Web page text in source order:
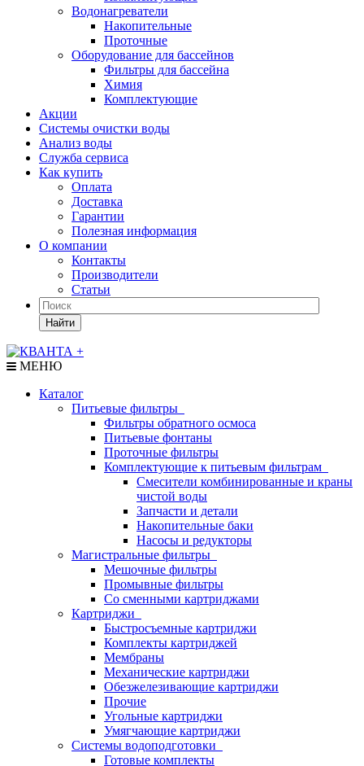
Водонагреватели
Накопительные
Проточные
Оборудование для бассейнов
Фильтры для бассейна
Химия
Комплектующие
Акции
Системы очистки воды
Анализ воды
Служба сервиса
Как купить
Оплата
Доставка
Гарантии
Полезная информация
О компании
Контакты
Производители
Статьи
Найти
МЕНЮ
Каталог
Питьевые фильтры
Фильтры обратного осмоса
Питьевые фонтаны
Проточные фильтры
Комплектующие к питьевым фильтрам
Смесители комбинированные и краны
чистой воды
Запчасти и детали
Накопительные баки
Насосы и редукторы
Магистральные фильтры
Мешочные фильтры
Промывные фильтры
Со сменными картриджами
Картриджи
Быстросъемные картриджи
Комплекты картриджей
Мембраны
Механические картриджи
Обезжелезивающие картриджи
Прочие
Угольные картриджи
Умягчающие картриджи
Системы водоподготовки
Готовые комплекты